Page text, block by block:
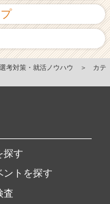
考対策・就活ノウハウ ＞
カテ
探す
ントを探す
査